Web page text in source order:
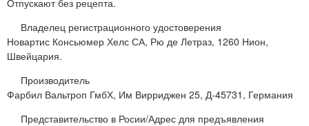
Отпускают без рецепта.
Владелец регистрационного удостоверения
Новартис Консьюмер Хелс СА, Рю де Летраз, 1260 Нион,
Швейцария.
Производитель
Фарбил Вальтроп ГмбХ, Им Вирриджен 25, Д-45731, Германия
Представительство в Росии/Адрес для предъявления